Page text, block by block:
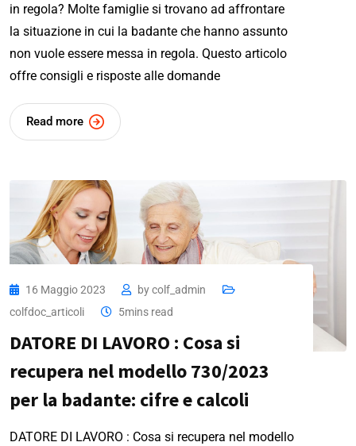
in regola? Molte famiglie si trovano ad affrontare
la situazione in cui la badante che hanno assunto
non vuole essere messa in regola. Questo articolo
offre consigli e risposte alle domande
Read more
16 Maggio 2023 bycolf_admin
colfdoc_articoli
5mins read
DATORE DI LAVORO : Cosa si
recupera nel modello 730/2023
per la badante: cifre e calcoli
DATORE DI LAVORO : Cosa si recupera nel modello